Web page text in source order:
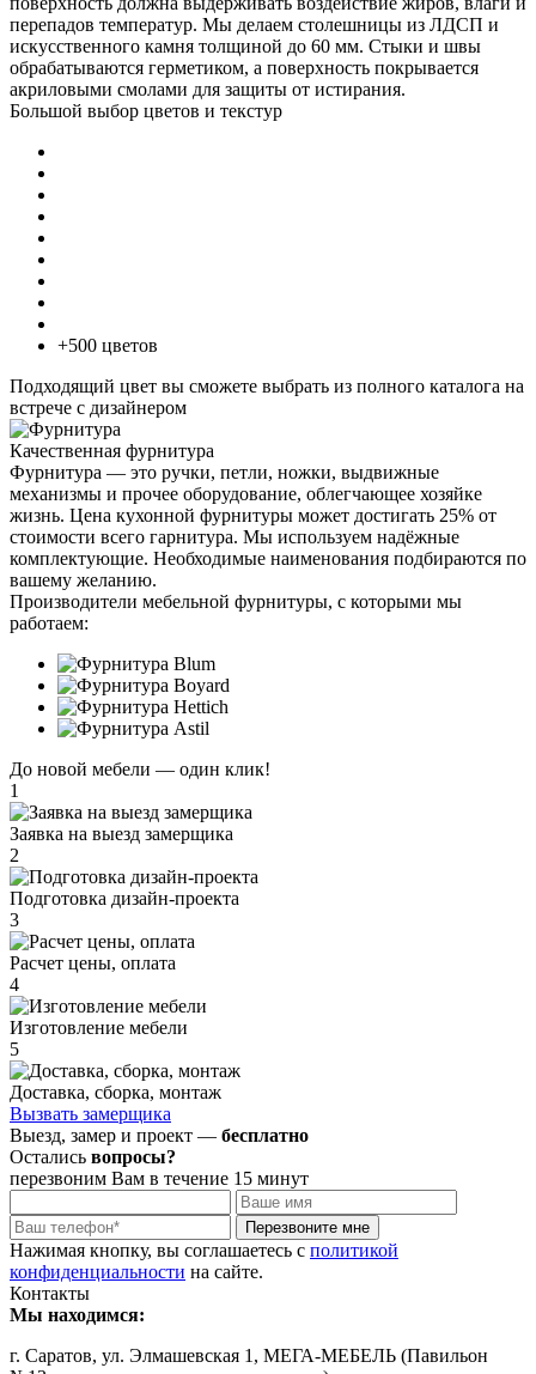
перепадов температур. Мы делаем столешницы из ЛДСП и
искусственного камня толщиной до 60 мм. Стыки и швы
обрабатываются герметиком, а поверхность покрывается
акриловыми смолами для защиты от истирания.
Большой выбор цветов и текстур
+500 цветов
Подходящий цвет вы сможете выбрать из полного каталога на
встрече с дизайнером
Качественная фурнитура
Фурнитура — это ручки, петли, ножки, выдвижные
механизмы и прочее оборудование, облегчающее хозяйке
жизнь. Цена кухонной фурнитуры может достигать 25% от
стоимости всего гарнитура. Мы используем надёжные
комплектующие. Необходимые наименования подбираются по
вашему желанию.
Производители мебельной фурнитуры, с которыми мы
работаем:
До новой мебели — один клик!
1
Заявка на выезд замерщика
2
Подготовка дизайн-проекта
3
Расчет цены, оплата
4
Изготовление мебели
5
Доставка, сборка, монтаж
Вызвать замерщика
Выезд, замер и проект — бесплатно
Остались вопросы?
перезвоним Вам в течение 15 минут
Нажимая кнопку, вы соглашаетесь с политикой
конфиденциальности на сайте.
Контакты
Мы находимся:
г. Саратов, ул. Элмашевская 1, МЕГА-МЕБЕЛЬ (Павильон